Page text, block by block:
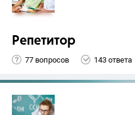
Репетитор
77 вопросов 143 ответа